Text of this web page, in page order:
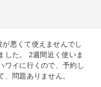
悪くて使えませんでし
した。 2週間近く使いま
ワイに行くので、予約し
、問題ありません。